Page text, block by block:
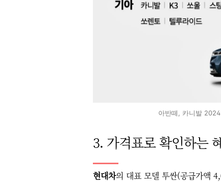
아반떼, 카니발
3. 가격표로 확인하는
현대차의 대표 모델 투싼(공급가액